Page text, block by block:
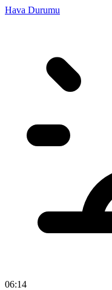
Hava Durumu
06:14